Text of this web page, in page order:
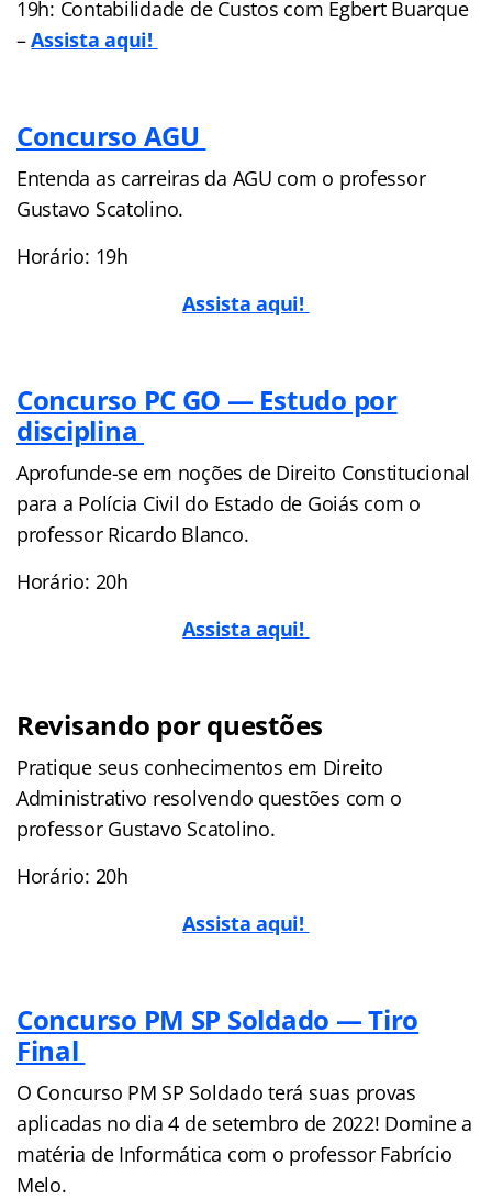
19h: Contabilidade de Custos com Egbert Buarque
–Assista aqui!
Concurso AGU
Entenda as carreiras da AGU com o professor
Gustavo Scatolino.
Horário: 19h
Assista aqui!
Concurso PC GO — Estudo por
disciplina
Aprofunde-se em noções de Direito Constitucional
para a Polícia Civil do Estado de Goiás com o
professor Ricardo Blanco.
Horário: 20h
Assista aqui!
Revisando por questões
Pratique seus conhecimentos em Direito
Administrativo resolvendo questões com o
professor Gustavo Scatolino.
Horário: 20h
Assista aqui!
Concurso PM SP Soldado — Tiro
Final
O Concurso PM SP Soldado terá suas provas
aplicadas no dia 4 de setembro de 2022! Domine a
matéria de Informática com o professor Fabrício
Melo.